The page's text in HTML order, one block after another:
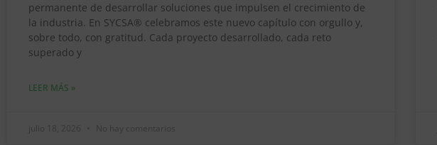
permanente de desarrollar soluciones que impulsen el crecimiento de
la industria. En SYCSA® celebramos este nuevo capítulo con orgullo y,
sobre todo, con gratitud. Cada proyecto desarrollado, cada reto
superado y
LEER MÁS »
julio 18, 2026 No hay comentarios